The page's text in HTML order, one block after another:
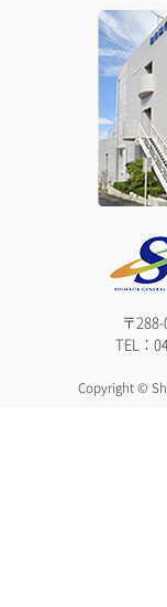
〒
TEL：
Copyright ©